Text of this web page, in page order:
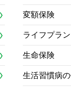
変額保険
ライフプラン
生命保険
生活習慣病